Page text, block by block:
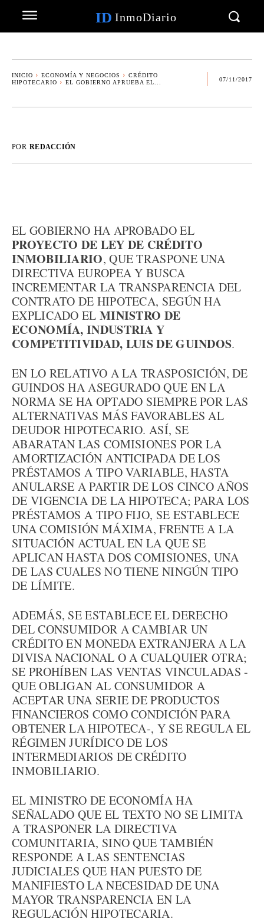
ID InmoDiario
INICIO ECONOMÍA Y NEGOCIOS
CRÉDITO
HIPOTECARIO
EL GOBIERNO APRUEBA EL...
07/11/2017
POR REDACCIÓN
EL GOBIERNO HA APROBADO EL
PROYECTO DE LEY DE CRÉDITO
INMOBILIARIO, QUE TRASPONE UNA
DIRECTIVA EUROPEA Y BUSCA
INCREMENTAR LA TRANSPARENCIA DEL
CONTRATO DE HIPOTECA, SEGÚN HA
EXPLICADO EL MINISTRO DE
ECONOMÍA, INDUSTRIA Y
COMPETITIVIDAD, LUIS DE GUINDOS.
EN LO RELATIVO A LA TRASPOSICIÓN, DE
GUINDOS HA ASEGURADO QUE EN LA
NORMA SE HA OPTADO SIEMPRE POR LAS
ALTERNATIVAS MÁS FAVORABLES AL
DEUDOR HIPOTECARIO. ASÍ, SE
ABARATAN LAS COMISIONES POR LA
AMORTIZACIÓN ANTICIPADA DE LOS
PRÉSTAMOS A TIPO VARIABLE, HASTA
ANULARSE A PARTIR DE LOS CINCO AÑOS
DE VIGENCIA DE LA HIPOTECA; PARA LOS
PRÉSTAMOS A TIPO FIJO, SE ESTABLECE
UNA COMISIÓN MÁXIMA, FRENTE A LA
SITUACIÓN ACTUAL EN LA QUE SE
APLICAN HASTA DOS COMISIONES, UNA
DE LAS CUALES NO TIENE NINGÚN TIPO
DE LÍMITE.
ADEMÁS, SE ESTABLECE EL DERECHO
DEL CONSUMIDOR A CAMBIAR UN
CRÉDITO EN MONEDA EXTRANJERA A LA
DIVISA NACIONAL O A CUALQUIER OTRA;
SE PROHÍBEN LAS VENTAS VINCULADAS -
QUE OBLIGAN AL CONSUMIDOR A
ACEPTAR UNA SERIE DE PRODUCTOS
FINANCIEROS COMO CONDICIÓN PARA
OBTENER LA HIPOTECA-, Y SE REGULA EL
RÉGIMEN JURÍDICO DE LOS
INTERMEDIARIOS DE CRÉDITO
INMOBILIARIO.
EL MINISTRO DE ECONOMÍA HA
SEÑALADO QUE EL TEXTO NO SE LIMITA
A TRASPONER LA DIRECTIVA
COMUNITARIA, SINO QUE TAMBIÉN
RESPONDE A LAS SENTENCIAS
JUDICIALES QUE HAN PUESTO DE
MANIFIESTO LA NECESIDAD DE UNA
MAYOR TRANSPARENCIA EN LA
REGULACIÓN HIPOTECARIA.